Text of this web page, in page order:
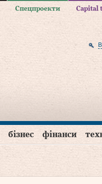
Спецпроекти Capital
бізнес фінанси